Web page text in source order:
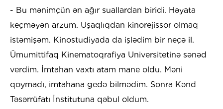
- Bu mənimçün ən ağır suallardan biridi. Həyata
keçməyən arzum. Uşaqlıqdan kinorejissor olmaq
istəmişəm. Kinostudiyada da işlədim bir neçə il.
Ümumittifaq Kinematoqrafiya Universitetinə sənəd
verdim. İmtahan vaxtı atam mane oldu. Məni
qoymadı, imtahana gedə bilmədim. Sonra Kənd
Təsərrüfatı İnstitutuna qəbul oldum.